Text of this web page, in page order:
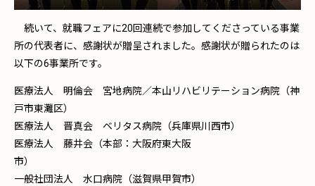
続いて、就職フェアに20回連続で参加してくださっている事業
所の代表者に、感謝状が贈呈されました。感謝状が贈られたのは
以下の6事業所です。
医療法人 明倫会 宮地病院／本山リハビリテーション病院（神
戸市東灘区）
医療法人 晋真会 ベリタス病院（兵庫県川西市）
医療法人 藤井会（本部：大阪府東大阪
市
一般社団法人 水口病院（滋賀県甲賀市）